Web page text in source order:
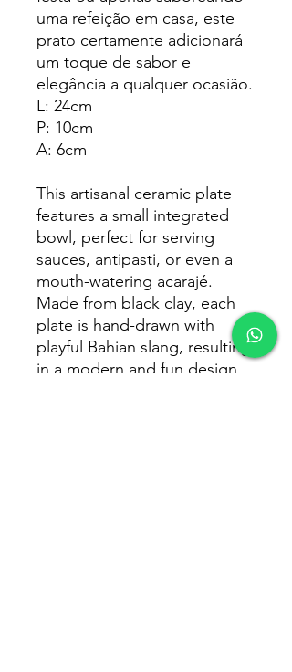
uma refeição em casa, este
prato certamente adicionará
um toque de sabor e
elegância a qualquer ocasião.
L: 24cm
P: 10cm
A: 6cm
This artisanal ceramic plate
features a small integrated
bowl, perfect for serving
sauces, antipasti, or even a
mouth-watering acarajé.
Made from black clay, each
plate is hand-drawn with
playful Bahian slang, resulting
in a modern and fun design